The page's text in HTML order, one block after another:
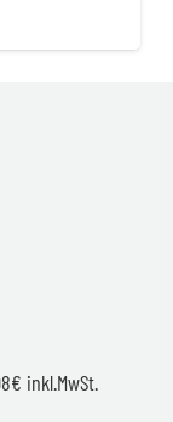
inkl.MwSt.